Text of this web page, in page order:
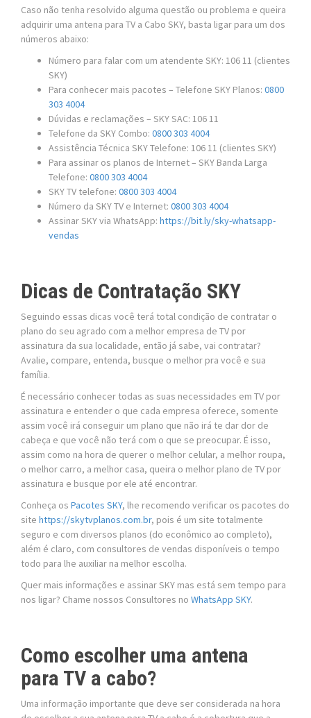
Caso não tenha resolvido alguma questão ou problema e queira
adquirir uma antena para TV a Cabo SKY, basta ligar para um dos
números abaixo:
Número para falar com um atendente SKY: 106 11 (clientes
SKY)
Para conhecer mais pacotes – Telefone SKY Planos: 0800
303 4004
Dúvidas e reclamações – SKY SAC: 106 11
Telefone da SKY Combo: 0800 303 4004
Assistência Técnica SKY Telefone: 106 11 (clientes SKY)
Para assinar os planos de Internet – SKY Banda Larga
Telefone: 0800 303 4004
SKY TV telefone: 0800 303 4004
Número da SKY TV e Internet: 0800 303 4004
Assinar SKY via WhatsApp: https://bit.ly/sky-whatsapp-
vendas
Dicas de Contratação SKY
Seguindo essas dicas você terá total condição de contratar o
plano do seu agrado com a melhor empresa de TV por
assinatura da sua localidade, então já sabe, vai contratar?
Avalie, compare, entenda, busque o melhor pra você e sua
família.
É necessário conhecer todas as suas necessidades em TV por
assinatura e entender o que cada empresa oferece, somente
assim você irá conseguir um plano que não irá te dar dor de
cabeça e que você não terá com o que se preocupar. É isso,
assim como na hora de querer o melhor celular, a melhor roupa,
o melhor carro, a melhor casa, queira o melhor plano de TV por
assinatura e busque por ele até encontrar.
Conheça os Pacotes SKY, lhe recomendo verificar os pacotes do
site https://skytvplanos.com.br, pois é um site totalmente
seguro e com diversos planos (do econômico ao completo),
além é claro, com consultores de vendas disponíveis o tempo
todo para lhe auxiliar na melhor escolha.
Quer mais informações e assinar SKY mas está sem tempo para
nos ligar? Chame nossos Consultores no WhatsApp SKY.
Como escolher uma antena
para TV a cabo?
Uma informação importante que deve ser considerada na hora